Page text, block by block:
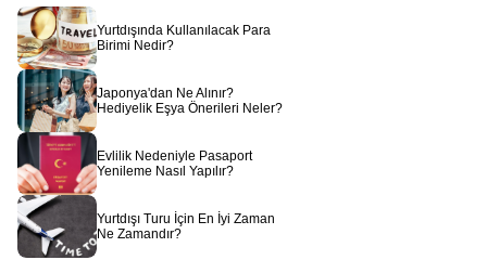
Yurtdışında Kullanılacak Para
Birimi Nedir?
Japonya'dan Ne Alınır?
Hediyelik Eşya Önerileri Neler?
Evlilik Nedeniyle Pasaport
Yenileme Nasıl Yapılır?
Yurtdışı Turu İçin En İyi Zaman
Ne Zamandır?